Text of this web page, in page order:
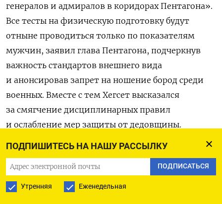
ПОДПИШИТЕСЬ НА НАШУ РАССЫЛКУ
ПОДПИСАТЬСЯ
Утренняя Еженедельная
генералов и адмиралов в коридорах Пентагона».
Все тесты на физическую подготовку будут
отныне проводиться только по показателям
мужчин, заявил глава Пентагона, подчеркнув
важность стандартов внешнего вида
и анонсировав запрет на ношение бород среди
военных. Вместе с тем Хегсет высказался
за смягчение дисциплинарных правил
и ослабление мер защиты от дедовщины.
Также глава военного ведомства раскритиковал
инициативы по многообразию, которые, по его
словам, стали причиной десятилетий упадка
в армии. Речь шла, в частности, о произошедшем